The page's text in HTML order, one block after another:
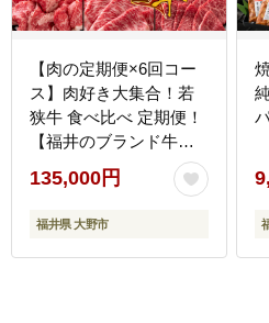
【肉の定期便×6回コー
ス】肉好き大集合！若
狭牛 食べ比べ 定期便！
【福井のブランド牛
肉】【4等級以上】[K-
054002]
135,000円
福井県 大野市